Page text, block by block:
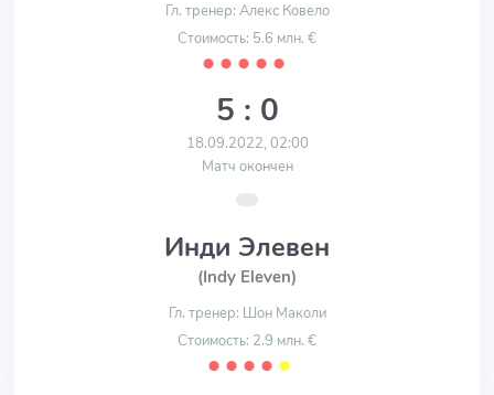
Гл. тренер: Алекс Ковело
Стоимость: 5.6 млн. €
⬤ ⬤ ⬤ ⬤ ⬤
5 : 0
18.09.2022, 02:00
Матч окончен
Инди Элевен
(Indy Eleven)
Гл. тренер: Шон Маколи
Стоимость: 2.9 млн. €
⬤ ⬤ ⬤ ⬤ ⬤